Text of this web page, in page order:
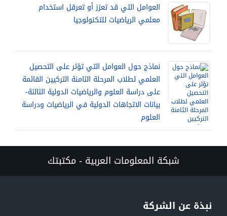
العوامل التي قد تعزز أو تعرقل استخدام
معلمي الرياضيات للتكنولوجيا
نماذج حول العوامل التي تؤثر على التحصيل
العلمي لطلاب المرحلة الثامنة التركيين القائمة
على دراسة العلوم والرياضيات الدولية الثالثة-
بيانات الاتجاهات الدولية في الرياضيات ودراسة
العلوم
شبكة المعلومات العربية - مكتبتك
نبذة عن الشركة